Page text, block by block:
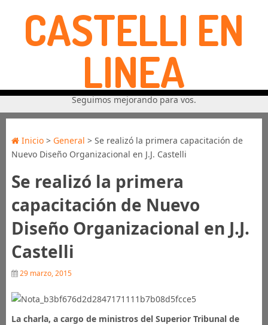
CASTELLI EN
LINEA
Seguimos mejorando para vos.
Inicio> General > Se realizó la primera capacitación de
Nuevo Diseño Organizacional en J.J. Castelli
Se realizó la primera
capacitación de Nuevo
Diseño Organizacional en J.J.
Castelli
29 marzo, 2015
La charla, a cargo de ministros del Superior Tribunal de